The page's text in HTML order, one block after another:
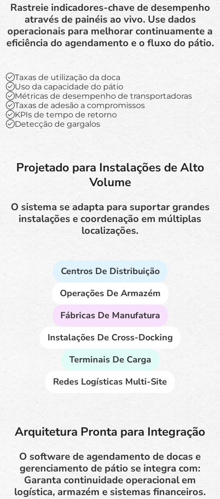
Rastreie indicadores-chave de desempenho
através de painéis ao vivo. Use dados
operacionais para melhorar continuamente a
eficiência do agendamento e o fluxo do pátio.
Taxas de utilização da doca
Uso da capacidade do pátio
Métricas de desempenho de transportadoras
Taxas de adesão a compromissos
KPIs de tempo de retorno
Detecção de gargalos
Projetado para Instalações de Alto
Volume
O sistema se adapta para suportar grandes
instalações e coordenação em múltiplas
localizações.
Centros De Distribuição
Operações De Armazém
Fábricas De Manufatura
Instalações De Cross-Docking
Terminais De Carga
Redes Logísticas Multi-Site
Arquitetura Pronta para Integração
O software de agendamento de docas e
gerenciamento de pátio se integra com:
Garanta continuidade operacional em
logística, armazém e sistemas financeiros.